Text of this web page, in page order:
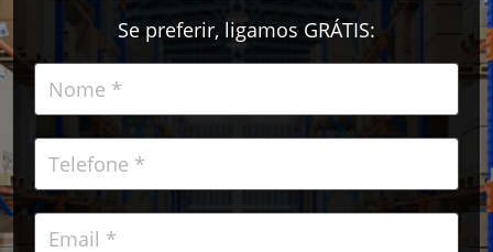
Se preferir, ligamos GRÁTIS: